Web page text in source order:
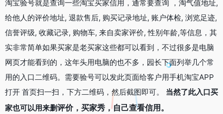
淘宝验号就是查询一些淘宝买家信用，通常要查询 ，淘气值地址,
给他人的评价地址, 退款售后, 购买记录地址, 账户体检, 浏览足迹,
信誉评级, 收藏记录, 购物车, 来自卖家评价, 性别年龄,等信息，其
实非常简单如果买家是老买家这些都可以看到，不过很多是电脑
网页才能看到的，这年头用电脑的也不多，园长下面列举几个常
用的入口二维码。需要验号可以发此页面给客户用手机淘宝APP
打开 首页扫一扫，下方二维码，然后截图即可。 当然了此入口买
家也可以用来删评价， 买家秀 ，自己查看信用。